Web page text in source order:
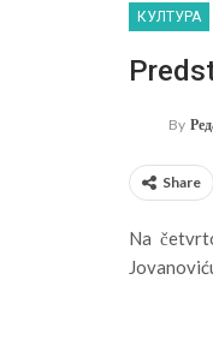
КУЛТУРА
By
Share
Na